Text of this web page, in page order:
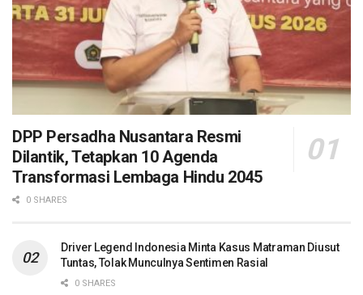
DPP Persadha Nusantara Resmi
Dilantik, Tetapkan 10 Agenda
Transformasi Lembaga Hindu 2045
0 SHARES
Driver Legend Indonesia Minta Kasus Matraman Diusut
Tuntas, Tolak Munculnya Sentimen Rasial
0 SHARES